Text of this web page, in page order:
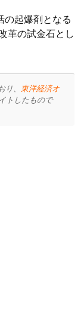
の起爆剤となる
革の試金石とし
、
東洋経済オ
トしたもので